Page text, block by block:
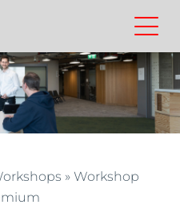
»Workshop